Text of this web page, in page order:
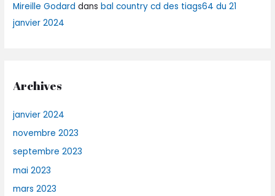
Mireille Godard dansbal country cd des tiags64 du 21
janvier 2024
Archives
janvier 2024
novembre 2023
septembre 2023
mai 2023
mars 2023